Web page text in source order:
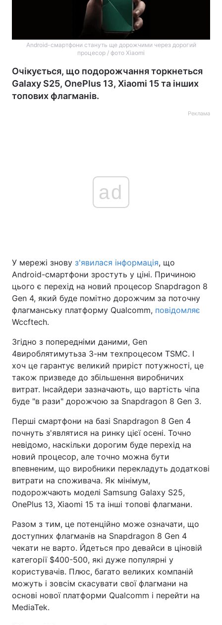
Android-смартфони стануть ще дорожчими через дорогий
процесор / фото Xiaomi
Очікується, що подорожчання торкнеться
Galaxy S25, OnePlus 13, Xiaomi 15 та інших
топових флагманів.
Реклама
ad
У мережі знову з'явилася інформація, що
Android-смартфони зростуть у ціні. Причиною
цього є перехід на новий процесор Snapdragon 8
Gen 4, який буде помітно дорожчим за поточну
флагманську платформу Qualcomm, повідомляє
Wccftech.
Згідно з попередніми даними, Gen
4вироблятимутьза 3-нм техпроцесом TSMC. І
хоч це гарантує великий приріст потужності, це
також призведе до збільшення виробничих
витрат. Інсайдери зазначають, що вартість чіпа
буде "в рази" дорожчою за Snapdragon 8 Gen 3.
Перші смартфони на базі Snapdragon 8 Gen 4
почнуть з'являтися на ринку цієї осені. Точно
невідомо, наскільки дорогим буде перехід на
новий процесор, але точно можна бути
впевненим, що виробники перекладуть додаткові
витрати на споживача. Як мінімум,
подорожчають моделі Samsung Galaxy S25,
OnePlus 13, Xiaomi 15 та інші топові флагмани.
Разом з тим, це потенційно може означати, що
доступних флагманів на Snapdragon 8 Gen 4
чекати не варто. Йдеться про девайси в ціновій
категорії $400-500, які дуже популярні у
користувачів. Плюс, багато великих компаній
можуть і зовсім скасувати свої флагмани на
основі нової платформи Qualcomm і перейти на
MediaTek.